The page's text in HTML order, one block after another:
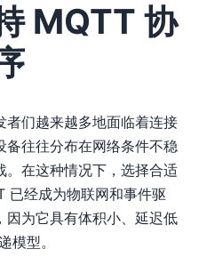
MQTT 协
者们越来越多地面临着连接
备往往分布在网络条件不稳
。在这种情况下，选择合适
已经成为物联网和事件驱
因为它具有体积小、延迟低
模型。